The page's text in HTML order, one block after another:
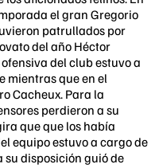
el gran Gregorio
patrullados por
del año Héctor
del club estuvo a
mientras que en el
Cacheux. Para la
perdieron a su
que que los había
equipo estuvo a cargo de
su disposición guió de